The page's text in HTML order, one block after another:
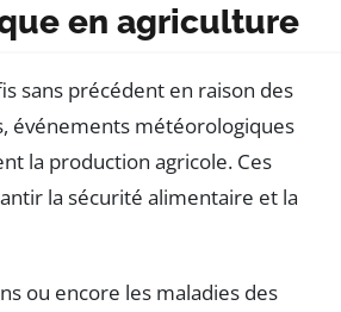
en agriculture
sans précédent en raison des
événements météorologiques
la production agricole. Ces
la sécurité alimentaire et la
ou encore les maladies des